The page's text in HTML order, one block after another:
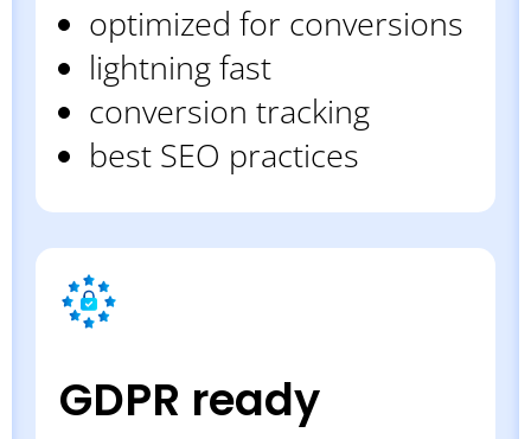
optimized for conversions
lightning fast
conversion tracking
best SEO practices
GDPR ready